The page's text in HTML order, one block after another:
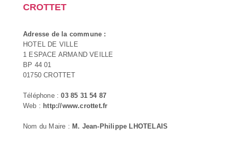
CROTTET
Adresse de la commune :
HOTEL DE VILLE
1 ESPACE ARMAND VEILLE
BP 44 01
01750 CROTTET
Téléphone :03 85 31 54 87
Web : http://www.crottet.fr
Nom du Maire : M. Jean-Philippe LHOTELAIS